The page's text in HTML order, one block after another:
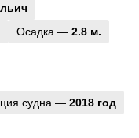
Осадка — 2.8 м.
судна — 2018 год